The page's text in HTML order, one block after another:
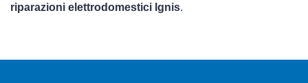
riparazioni elettrodomestici Ignis.